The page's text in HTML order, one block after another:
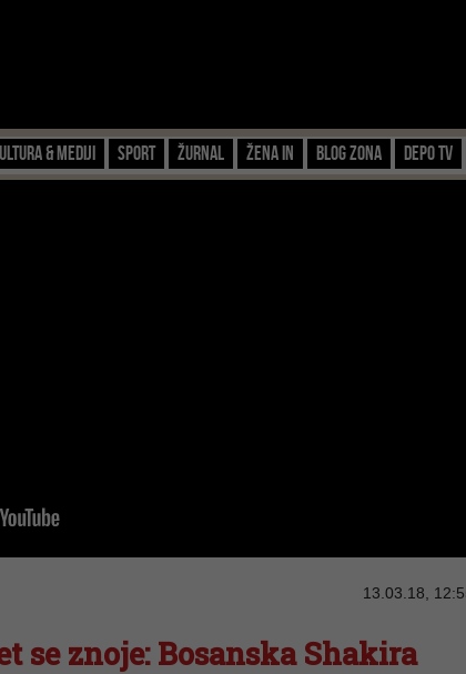
& Mediji Sport Žurnal Žena IN Blog zona Depo TV
13.03.18,
se znoje: Bosanska Shakira